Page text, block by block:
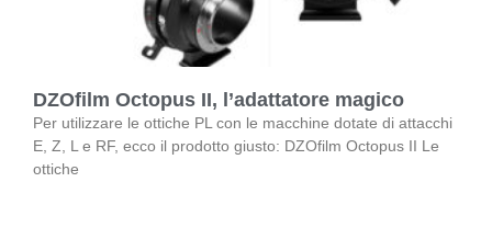
DZOfilm Octopus II, l’adattatore magico
Per utilizzare le ottiche PL con le macchine dotate di attacchi
E, Z, L e RF, ecco il prodotto giusto: DZOfilm Octopus II Le
ottiche